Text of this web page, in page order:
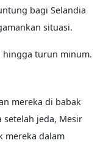
bagi Selandia
situasi.
hingga turun minum.
mereka di babak
setelah jeda, Mesir
mereka dalam